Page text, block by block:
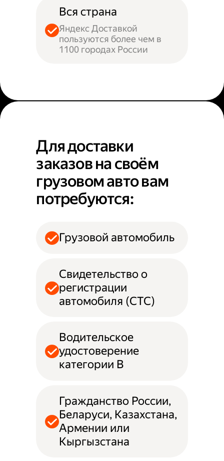
Вся страна
Яндекс Доставкой
пользуются более чем в
1100 городах России
Для доставки
заказов на своём
грузовом авто вам
потребуются:
Грузовой автомобиль
Свидетельство о
регистрации
автомобиля (СТС)
Водительское
удостоверение
категории B
Гражданство России,
Беларуси, Казахстана,
Армении или
Кыргызстана